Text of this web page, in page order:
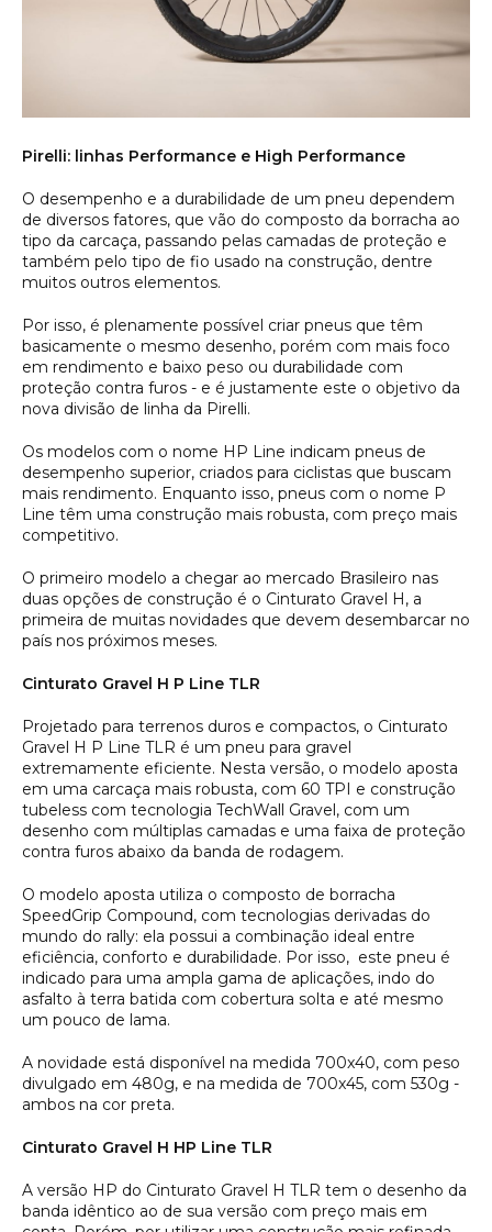
Pirelli: linhas Performance e High Performance
O desempenho e a durabilidade de um pneu dependem
de diversos fatores, que vão do composto da borracha ao
tipo da carcaça, passando pelas camadas de proteção e
também pelo tipo de fio usado na construção, dentre
muitos outros elementos.
Por isso, é plenamente possível criar pneus que têm
basicamente o mesmo desenho, porém com mais foco
em rendimento e baixo peso ou durabilidade com
proteção contra furos - e é justamente este o objetivo da
nova divisão de linha da Pirelli.
Os modelos com o nome HP Line indicam pneus de
desempenho superior, criados para ciclistas que buscam
mais rendimento. Enquanto isso, pneus com o nome P
Line têm uma construção mais robusta, com preço mais
competitivo.
O primeiro modelo a chegar ao mercado Brasileiro nas
duas opções de construção é o Cinturato Gravel H, a
primeira de muitas novidades que devem desembarcar no
país nos próximos meses.
Cinturato Gravel H P Line TLR
Projetado para terrenos duros e compactos, o Cinturato
Gravel H P Line TLR é um pneu para gravel
extremamente eficiente. Nesta versão, o modelo aposta
em uma carcaça mais robusta, com 60 TPI e construção
tubeless com tecnologia TechWall Gravel, com um
desenho com múltiplas camadas e uma faixa de proteção
contra furos abaixo da banda de rodagem.
O modelo aposta utiliza o composto de borracha
SpeedGrip Compound, com tecnologias derivadas do
mundo do rally: ela possui a combinação ideal entre
eficiência, conforto e durabilidade. Por isso, este pneu é
indicado para uma ampla gama de aplicações, indo do
asfalto à terra batida com cobertura solta e até mesmo
um pouco de lama.
A novidade está disponível na medida 700x40, com peso
divulgado em 480g, e na medida de 700x45, com 530g -
ambos na cor preta.
Cinturato Gravel H HP Line TLR
A versão HP do Cinturato Gravel H TLR tem o desenho da
banda idêntico ao de sua versão com preço mais em